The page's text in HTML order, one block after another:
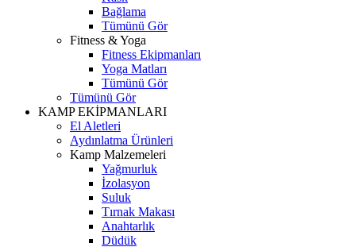
Bağlama
Tümünü Gör
Fitness & Yoga
Fitness Ekipmanları
Yoga Matları
Tümünü Gör
Tümünü Gör
KAMP EKİPMANLARI
El Aletleri
Aydınlatma Ürünleri
Kamp Malzemeleri
Yağmurluk
İzolasyon
Suluk
Tırnak Makası
Anahtarlık
Düdük